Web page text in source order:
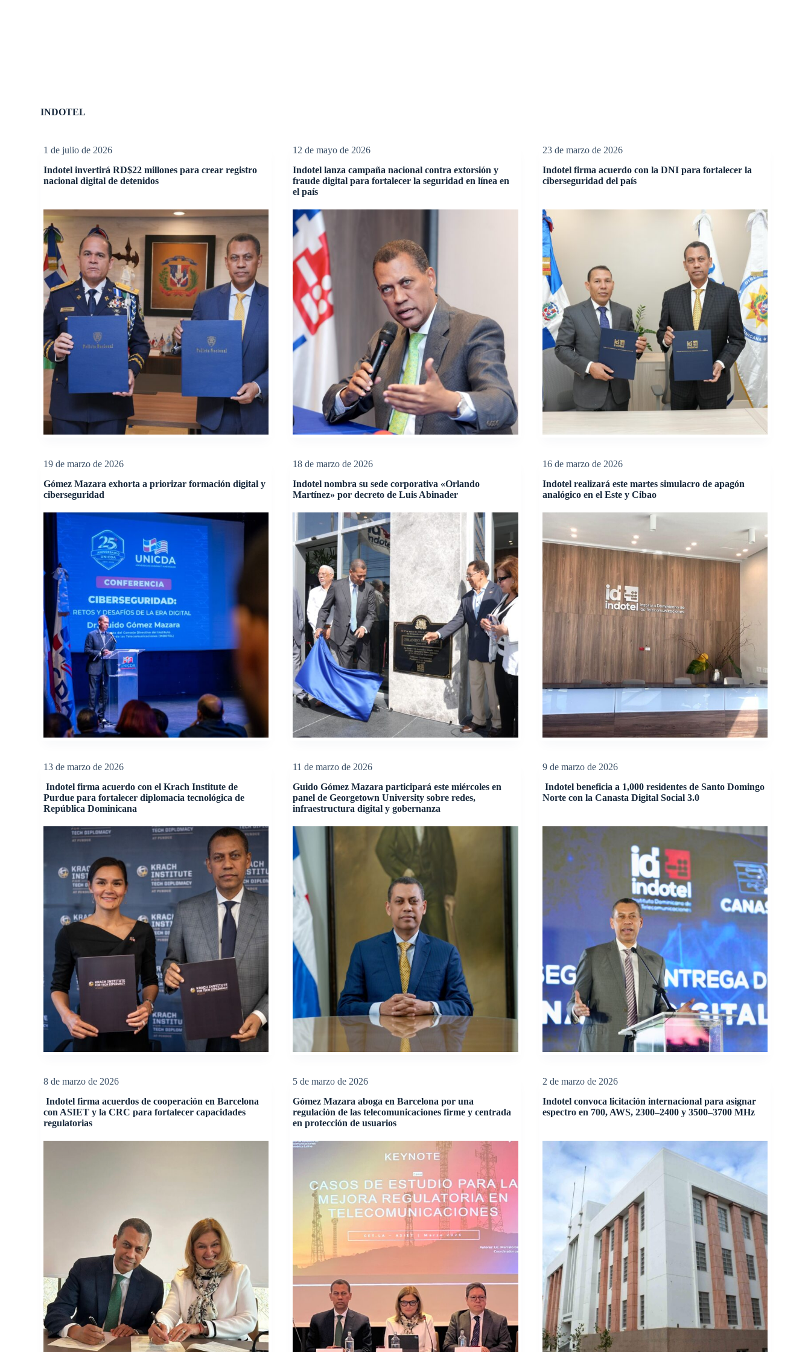
INDOTEL
1 de julio de 2026
Indotel invertirá RD$22 millones para crear registro
nacional digital de detenidos
12 de mayo de 2026
Indotel lanza campaña nacional contra extorsión y
fraude digital para fortalecer la seguridad en línea en
el país
23 de marzo de 2026
Indotel firma acuerdo con la DNI para fortalecer la
ciberseguridad del país
19 de marzo de 2026
Gómez Mazara exhorta a priorizar formación digital y
ciberseguridad
18 de marzo de 2026
Indotel nombra su sede corporativa «Orlando
Martínez» por decreto de Luis Abinader
16 de marzo de 2026
Indotel realizará este martes simulacro de apagón
analógico en el Este y Cibao
13 de marzo de 2026
Indotel firma acuerdo con el Krach Institute de
Purdue para fortalecer diplomacia tecnológica de
República Dominicana
11 de marzo de 2026
Guido Gómez Mazara participará este miércoles en
panel de Georgetown University sobre redes,
infraestructura digital y gobernanza
9 de marzo de 2026
Indotel beneficia a 1,000 residentes de Santo Domingo
Norte con la Canasta Digital Social 3.0
8 de marzo de 2026
Indotel firma acuerdos de cooperación en Barcelona
con ASIET y la CRC para fortalecer capacidades
regulatorias
5 de marzo de 2026
Gómez Mazara aboga en Barcelona por una
regulación de las telecomunicaciones firme y centrada
en protección de usuarios
2 de marzo de 2026
Indotel convoca licitación internacional para asignar
espectro en 700, AWS, 2300–2400 y 3500–3700 MHz